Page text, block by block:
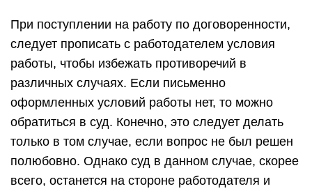
При поступлении на работу по договоренности,
следует прописать с работодателем условия
работы, чтобы избежать противоречий в
различных случаях. Если письменно
оформленных условий работы нет, то можно
обратиться в суд. Конечно, это следует делать
только в том случае, если вопрос не был решен
полюбовно. Однако суд в данном случае, скорее
всего, останется на стороне работодателя и